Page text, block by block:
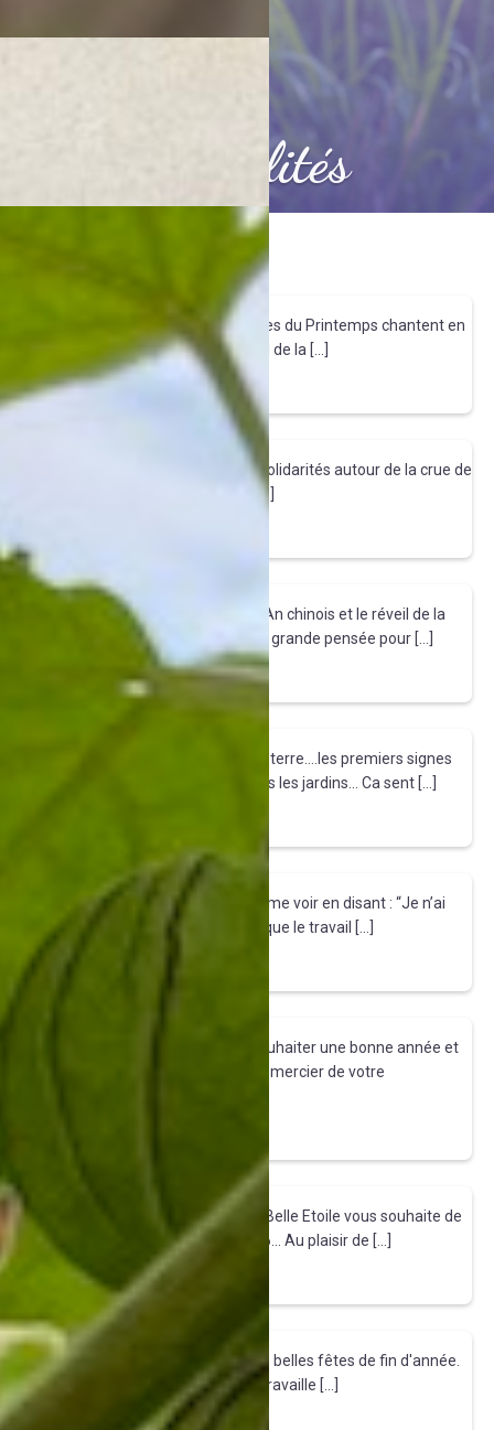
Actualités
A l'heure de la décrue, tous les signes du Printemps chantent en
chœur, en accord parfait avec l'éveil de la […]
Tirez le fil
Du grand art à Saintes cet élan de solidarités autour de la crue de
la Charente, des tempêtes et des […]
Tirez le fil
Nouvel an
Mardi 17 Février sonnera le Nouvel An chinois et le réveil de la
nature, l'arrivée du Printemps....Une grande pensée pour […]
Ca chante.... Ca crépite.... Ca sort de terre....les premiers signes
du renouveau se font entendre dans les jardins... Ca sent […]
" Beaucoup de personnes viennent me voir en disant : “Je n’ai
jamais peint.” C’est précisément là que le travail […]
Encore quelques jours pour vous souhaiter une bonne année et
surtout prendre le temps de vous remercier de votre
Pour les dernières heures 2025, La Belle Etoile vous souhaite de
douces lumières sur le chemin 2026... Au plaisir de […]
Joyeux Noël et douce fin d'année
La Belle Etoile vous souhaite de très belles fêtes de fin d'année.
Depuis plus d'un an, La Belle Etoile travaille […]